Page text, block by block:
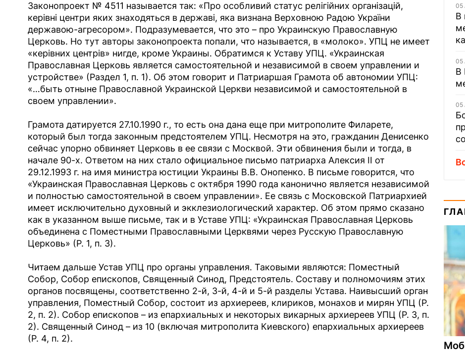
Законопроект № 4511 называется так: «Про особливий статус релігійних організацій,
керівні центри яких знаходяться в державі, яка визнана Верховною Радою України
державою-агресором». Подразумевается, что это – про Украинскую Православную
Церковь. Но тут авторы законопроекта попали, что называется, в «молоко». УПЦ не имеет
«керівних центрів» нигде, кроме Украины. Обратимся к Уставу УПЦ. «Украинская
Православная Церковь является самостоятельной и независимой в своем управлении и
устройстве» (Раздел 1, п. 1). Об этом говорит и Патриаршая Грамота об автономии УПЦ:
«…быть отныне Православной Украинской Церкви независимой и самостоятельной в
своем управлении».
Грамота датируется 27.10.1990 г., то есть она дана еще при митрополите Филарете,
который был тогда законным предстоятелем УПЦ. Несмотря на это, гражданин Денисенко
сейчас упорно обвиняет Церковь в ее связи с Москвой. Эти обвинения были и тогда, в
начале 90-х. Ответом на них стало официальное письмо патриарха Алексия ІІ от
29.12.1993 г. на имя министра юстиции Украины В.В. Онопенко. В письме говорится, что
«Украинская Православная Церковь с октября 1990 года канонично является независимой
и полностью самостоятельной в своем управлении». Ее связь с Московской Патриархией
имеет исключительно духовный и экклезиологический характер. Об этом прямо сказано
как в указанном выше письме, так и в Уставе УПЦ: «Украинская Православная Церковь
объединена с Поместными Православными Церквями через Русскую Православную
Церковь» (Р. 1, п. 3).
Читаем дальше Устав УПЦ про органы управления. Таковыми являются: Поместный
Собор, Собор епископов, Священный Синод, Предстоятель. Составу и полномочиям этих
органов посвящены, соответственно 2-й, 3-й, 4-й и 5-й разделы Устава. Наивысший орган
управления, Поместный Собор, состоит из архиереев, клириков, монахов и мирян УПЦ (Р.
2, п. 2). Собор епископов – из епархиальных и некоторых викарных архиереев УПЦ (Р. 3, п.
2). Священный Синод – из 10 (включая митрополита Киевского) епархиальных архиереев
(Р. 4, п. 2).
05
В
05
В
05